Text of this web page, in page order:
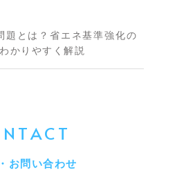
題とは？省エネ基準強化の
かりやすく解説
お問い合わせ